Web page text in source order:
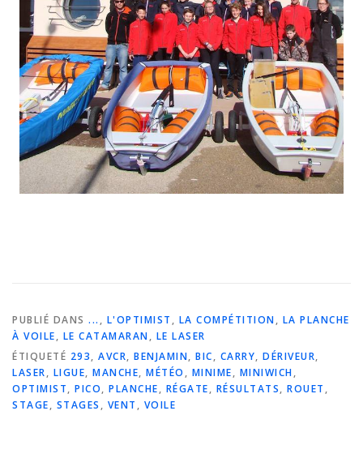
PUBLIÉ DANS ... , L'OPTIMIST , LA COMPÉTITION, LA PLANCHE
À VOILE, LE CATAMARAN, LE LASER
ÉTIQUETÉ 293, AVCR, BENJAMIN, BIC, CARRY, DÉRIVEUR,
LASER, LIGUE, MANCHE, MÉTÉO , MINIME, MINIWICH,
OPTIMIST, PICO, PLANCHE, RÉGATE, RÉSULTATS, ROUET ,
STAGE, STAGES , VENT , VOILE